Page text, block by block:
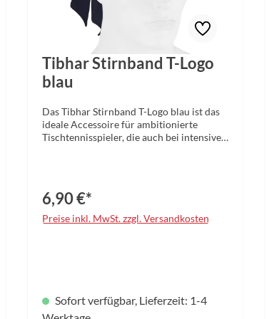
Tibhar Stirnband T-Logo
blau
Das Tibhar Stirnband T-Logo blau ist das
ideale Accessoire für ambitionierte
Tischtennisspieler, die auch bei intensiven
entwickelt und überzeugt durch seine
durchdachte Funktionalität.Dank des
leichten und flexiblen Funktionsmaterials
Material ermöglicht eine natürliche
Bewegungsfreiheit, ohne dabei seinen
6,90 €*
Preise inkl. MwSt. zzgl. Versandkosten
Sofort verfügbar, Lieferzeit: 1-4